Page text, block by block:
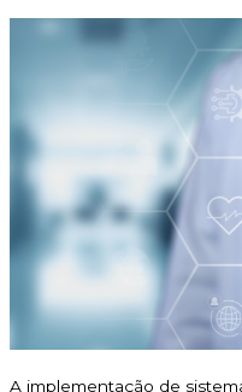
A implementação de